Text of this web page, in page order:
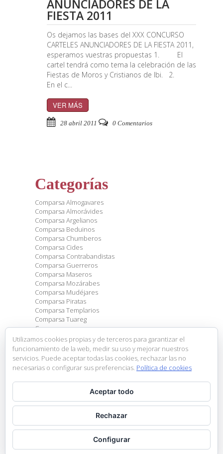
ANUNCIADORES DE LA
FIESTA 2011
Os dejamos las bases del XXX CONCURSO
CARTELES ANUNCIADORES DE LA FIESTA 2011,
esperamos vuestras propuestas 1. El
cartel tendrá como tema la celebración de las
Fiestas de Moros y Cristianos de Ibi. 2.
En el c...
VER MÁS
28 abril 2011 0 Comentarios
Categorías
Comparsa Almogavares
Comparsa Almorávides
Comparsa Argelianos
Comparsa Beduinos
Comparsa Chumberos
Comparsa Cides
Comparsa Contrabandistas
Comparsa Guerreros
Comparsa Maseros
Comparsa Mozárabes
Comparsa Mudéjares
Comparsa Piratas
Comparsa Templarios
Comparsa Tuareg
Comparsas
Eventos
General
Sin categoría
Entradas recientes
Escuela de Embajadores
Creuà Infantil 2026
Exposición fotográfica
Ganadores Concurso Dibujo Infantil
Nueva Junta Directiva
Utilizamos cookies propias y de terceros para garantizar el
funcionamiento de la web, medir su uso y mejorar nuestros
servicios. Puede aceptar todas las cookies, rechazar las no
necesarias o configurar sus preferencias. Política de cookies
Aceptar todo
Rechazar
Configurar